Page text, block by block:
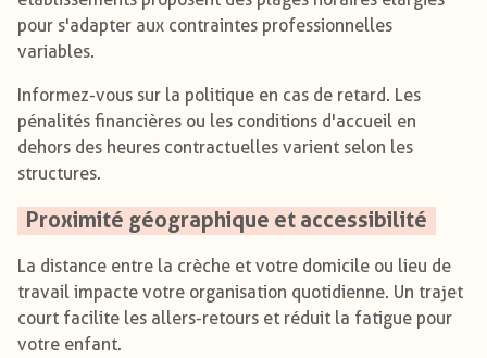
pour s'adapter aux contraintes professionnelles
variables.
Informez-vous sur la politique en cas de retard. Les
pénalités financières ou les conditions d'accueil en
dehors des heures contractuelles varient selon les
structures.
Proximité géographique et accessibilité
La distance entre la crèche et votre domicile ou lieu de
travail impacte votre organisation quotidienne. Un trajet
court facilite les allers-retours et réduit la fatigue pour
votre enfant.